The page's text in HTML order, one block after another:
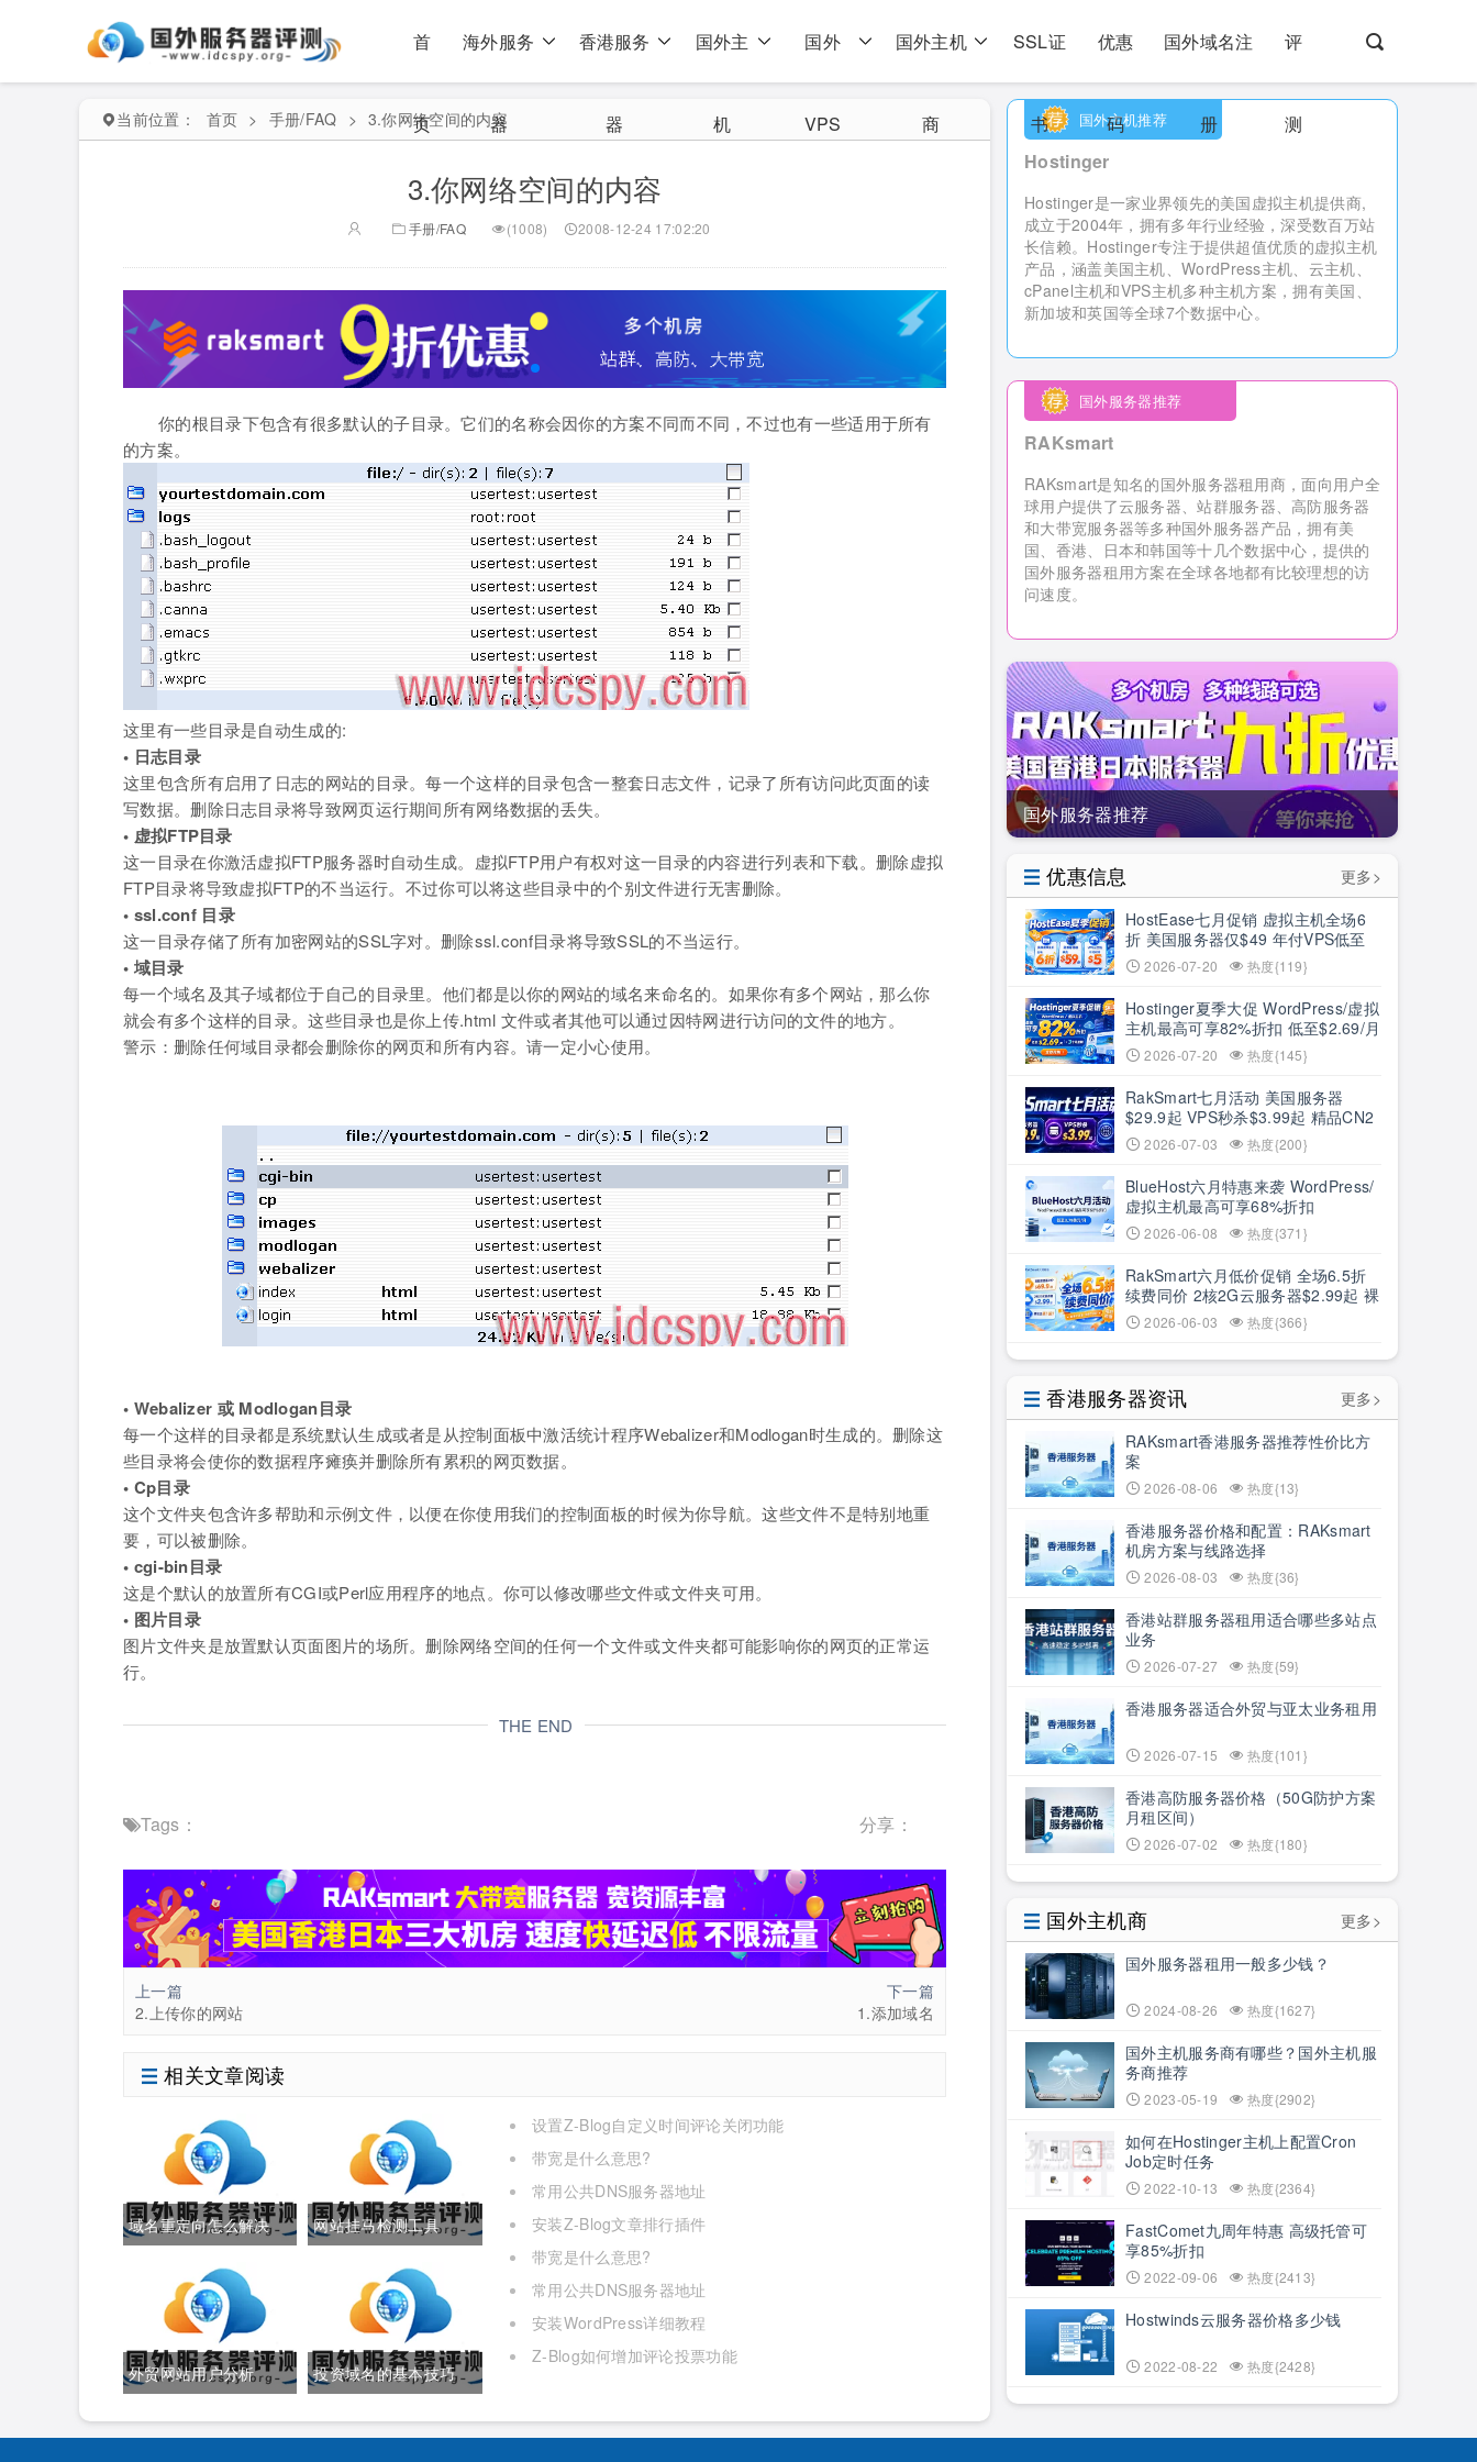
首
页
海外服务
器
香港服务
器
国外主
机
国外
VPS
国外主机
商
SSL证
书
优惠
码
国外域名注
册
评
测
当前位置： 首页 > 手册/FAQ > 3.你网络空间的内容
3.你网络空间的内容
手册/FAQ (1008) 2008-12-24 17:02:20
你的根目录下包含有很多默认的子目录。它们的名称会因你的方案不同而不同，不过也有一些适用于所有
的方案。
这里有一些目录是自动生成的:
• 日志目录
这里包含所有启用了日志的网站的目录。每一个这样的目录包含一整套日志文件，记录了所有访问此页面的读
写数据。删除日志目录将导致网页运行期间所有网络数据的丢失。
• 虚拟FTP目录
这一目录在你激活虚拟FTP服务器时自动生成。虚拟FTP用户有权对这一目录的内容进行列表和下载。删除虚拟
FTP目录将导致虚拟FTP的不当运行。不过你可以将这些目录中的个别文件进行无害删除。
• ssl.conf 目录
这一目录存储了所有加密网站的SSL字对。删除ssl.conf目录将导致SSL的不当运行。
• 域目录
每一个域名及其子域都位于自己的目录里。他们都是以你的网站的域名来命名的。如果你有多个网站，那么你
就会有多个这样的目录。这些目录也是你上传.html 文件或者其他可以通过因特网进行访问的文件的地方。
警示：删除任何域目录都会删除你的网页和所有内容。请一定小心使用。
• Webalizer 或 Modlogan目录
每一个这样的目录都是系统默认生成或者是从控制面板中激活统计程序Webalizer和Modlogan时生成的。删除这
些目录将会使你的数据程序瘫痪并删除所有累积的网页数据。
• Cp目录
这个文件夹包含许多帮助和示例文件，以便在你使用我们的控制面板的时候为你导航。这些文件不是特别地重
要，可以被删除。
• cgi-bin目录
这是个默认的放置所有CGI或Perl应用程序的地点。你可以修改哪些文件或文件夹可用。
• 图片目录
图片文件夹是放置默认页面图片的场所。删除网络空间的任何一个文件或文件夹都可能影响你的网页的正常运
行。
THE END
Tags： 分享：
上一篇
2.上传你的网站
下一篇
1.添加域名
相关文章阅读
域名重定向怎么解决 网站挂马检测工具
外贸网站用户分析 投资域名的基本技巧
设置Z-Blog自定义时间评论关闭功能
带宽是什么意思?
常用公共DNS服务器地址
安装Z-Blog文章排行插件
带宽是什么意思?
常用公共DNS服务器地址
安装WordPress详细教程
Z-Blog如何增加评论投票功能
国外主机推荐
Hostinger
Hostinger是一家业界领先的美国虚拟主机提供商,
成立于2004年，拥有多年行业经验，深受数百万站
长信赖。Hostinger专注于提供超值优质的虚拟主机
产品，涵盖美国主机、WordPress主机、云主机、
cPanel主机和VPS主机多种主机方案，拥有美国、
新加坡和英国等全球7个数据中心。
国外服务器推荐
RAKsmart
RAKsmart是知名的国外服务器租用商，面向用户全
球用户提供了云服务器、站群服务器、高防服务器
和大带宽服务器等多种国外服务器产品，拥有美
国、香港、日本和韩国等十几个数据中心，提供的
国外服务器租用方案在全球各地都有比较理想的访
问速度。
国外服务器推荐
优惠信息
更多>
HostEase七月促销 虚拟主机全场6
折 美国服务器仅$49 年付VPS低至
$34.9 RTX5090新购立减$100
2026-07-20 热度{119}
Hostinger夏季大促 WordPress/虚拟
主机最高可享82%折扣 低至$2.69/月
+3个月赠期
2026-07-20 热度{145}
RakSmart七月活动 美国服务器
$29.9起 VPS秒杀$3.99起 精品CN2
低至6.5折
2026-07-03 热度{200}
BlueHost六月特惠来袭 WordPress/
虚拟主机最高可享68%折扣
2026-06-08 热度{371}
RakSmart六月低价促销 全场6.5折
续费同价 2核2G云服务器$2.99起 裸
机云买1送1
2026-06-03 热度{366}
香港服务器资讯
更多>
RAKsmart香港服务器推荐性价比方
案
2026-08-06 热度{13}
香港服务器价格和配置：RAKsmart
机房方案与线路选择
2026-08-03 热度{36}
香港站群服务器租用适合哪些多站点
业务
2026-07-27 热度{59}
香港服务器适合外贸与亚太业务租用
2026-07-15 热度{101}
香港高防服务器价格（50G防护方案
月租区间）
2026-07-02 热度{180}
国外主机商
更多>
国外服务器租用一般多少钱？
2024-08-26 热度{1627}
国外主机服务商有哪些？国外主机服
务商推荐
2023-05-19 热度{2902}
如何在Hostinger主机上配置Cron
Job定时任务
2022-10-13 热度{2364}
FastComet九周年特惠 高级托管可
享85%折扣
2022-09-06 热度{2413}
Hostwinds云服务器价格多少钱
2022-08-22 热度{2428}